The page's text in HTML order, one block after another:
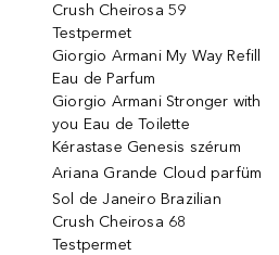
Crush Cheirosa 59
Testpermet
Giorgio Armani My Way Refill
Eau de Parfum
Giorgio Armani Stronger with
you Eau de Toilette
Kérastase Genesis szérum
Ariana Grande Cloud parfüm
Sol de Janeiro Brazilian
Crush Cheirosa 68
Testpermet